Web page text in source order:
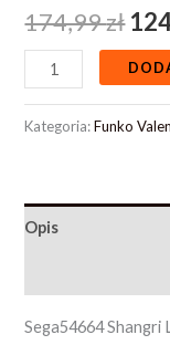
174,99zł
Kategoria:Funko
Opis
Sega54664 Shangri